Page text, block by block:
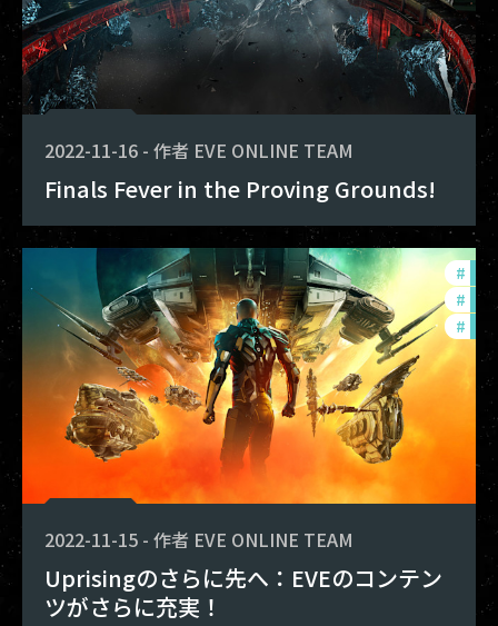
2022-11-16 - 作者 EVE ONLINE TEAM
Finals Fever in the Proving Grounds!
#
# pvp
#
2022-11-15 - 作者 EVE ONLINE TEAM
Uprisingのさらに先へ：EVEのコンテン
ツがさらに充実！